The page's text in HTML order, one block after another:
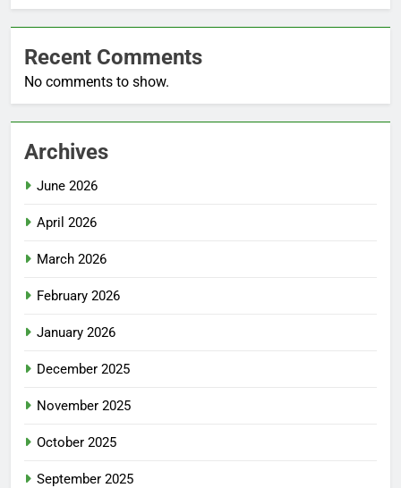
Recent Comments
No comments to show.
Archives
June 2026
April 2026
March 2026
February 2026
January 2026
December 2025
November 2025
October 2025
September 2025